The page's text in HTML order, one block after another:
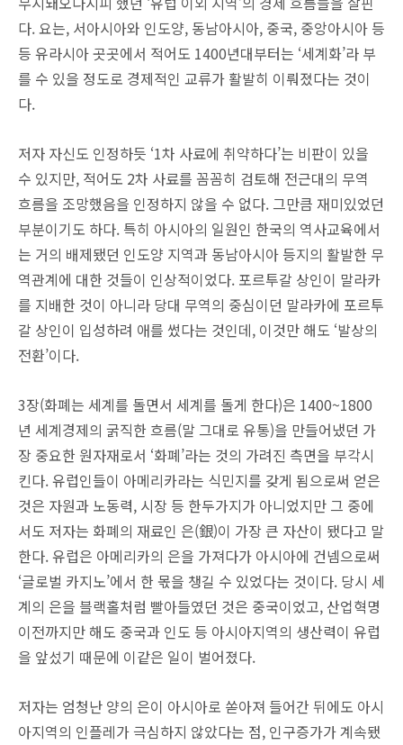
다. 요는, 서아시아와 인도양, 동남아시아, 중국, 중앙아시아 등
등 유라시아 곳곳에서 적어도 1400년대부터는 ‘세계화’라 부
를 수 있을 정도로 경제적인 교류가 활발히 이뤄졌다는 것이
다.
저자 자신도 인정하듯 ‘1차 사료에 취약하다’는 비판이 있을
수 있지만, 적어도 2차 사료를 꼼꼼히 검토해 전근대의 무역
흐름을 조망했음을 인정하지 않을 수 없다. 그만큼 재미있었던
부분이기도 하다. 특히 아시아의 일원인 한국의 역사교육에서
는 거의 배제됐던 인도양 지역과 동남아시아 등지의 활발한 무
역관계에 대한 것들이 인상적이었다. 포르투갈 상인이 말라카
를 지배한 것이 아니라 당대 무역의 중심이던 말라카에 포르투
갈 상인이 입성하려 애를 썼다는 것인데, 이것만 해도 ‘발상의
전환’이다.
3장(화폐는 세계를 돌면서 세계를 돌게 한다)은 1400~1800
년 세계경제의 굵직한 흐름(말 그대로 유통)을 만들어냈던 가
장 중요한 원자재로서 ‘화폐’라는 것의 가려진 측면을 부각시
킨다. 유럽인들이 아메리카라는 식민지를 갖게 됨으로써 얻은
것은 자원과 노동력, 시장 등 한두가지가 아니었지만 그 중에
서도 저자는 화폐의 재료인 은(銀)이 가장 큰 자산이 됐다고 말
한다. 유럽은 아메리카의 은을 가져다가 아시아에 건넴으로써
‘글로벌 카지노’에서 한 몫을 챙길 수 있었다는 것이다. 당시 세
계의 은을 블랙홀처럼 빨아들였던 것은 중국이었고, 산업혁명
이전까지만 해도 중국과 인도 등 아시아지역의 생산력이 유럽
을 앞섰기 때문에 이같은 일이 벌어졌다.
저자는 엄청난 양의 은이 아시아로 쏟아져 들어간 뒤에도 아시
아지역의 인플레가 극심하지 않았다는 점, 인구증가가 계속됐